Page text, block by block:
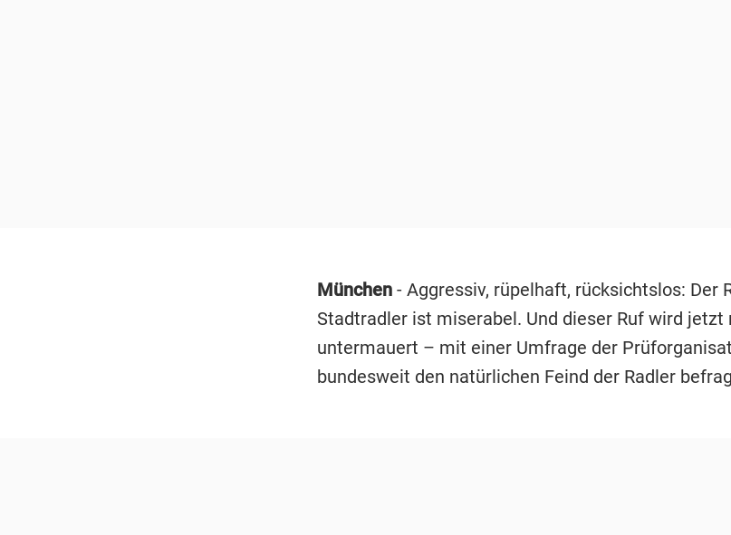
München- Aggressiv, rüpelhaft, rücksichtslos: Der
Stadtradler ist miserabel. Und dieser Ruf wird jetzt
untermauert – mit einer Umfrage der
bundesweit den natürlichen Feind der Radler